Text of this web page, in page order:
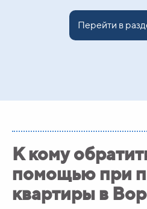
Перейти в
К кому
помощью при
квартиры в